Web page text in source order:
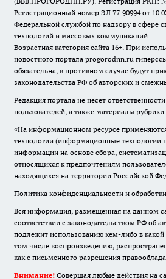
Регистрационный номер ЭЛ 77-90994 от
Федеральной службой по надзору в сфере
технологий и массовых коммуникаций.
Возрастная категория сайта 16+. При
новостного портала progorodnn.ru
обязательна, в противном случае будут
законодательства РФ об авторских и
Редакция портала не несет
пользователей, а также материалы
«На информационном ресурсе
технологии (информационные технологии
информации на основе сбора,
относящихся к предпочтениям
находящихся на территории Российской
Политика конфиденциальности и
Вся информация, размещенная на данном
соответствии с законодательством РФ об
подлежит использованию кем-либо в
том числе воспроизведению,
как с письменного разрешения
Внимание! Совершая любые действия на